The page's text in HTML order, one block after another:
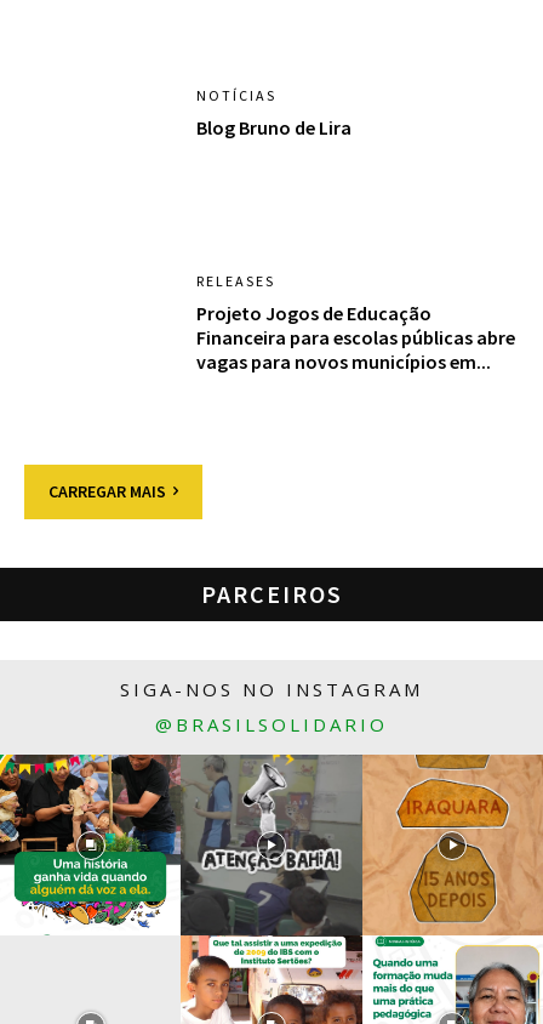
NOTÍCIAS
Blog Bruno de Lira
RELEASES
Projeto Jogos de Educação
Financeira para escolas públicas abre
vagas para novos municípios em...
CARREGAR MAIS
PARCEIROS
SIGA-NOS NO INSTAGRAM
@BRASILSOLIDARIO